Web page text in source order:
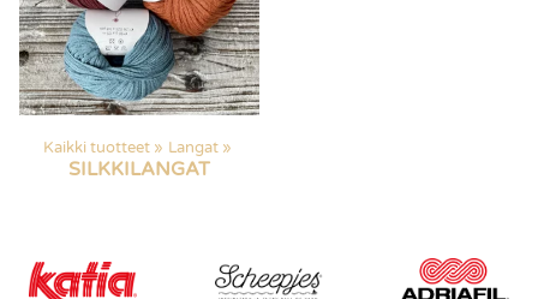
Kaikki tuotteet ‪» Langat ‪»
SILKKILANGAT